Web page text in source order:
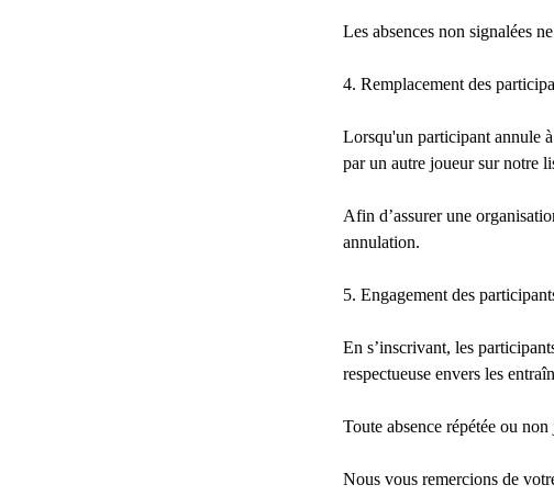
Les absences non signalées
4. Remplacement des
Lorsqu'un participant annule
par un autre joueur sur notre
Afin d’assurer une
annulation.
5. Engagement des
En s’inscrivant, les
respectueuse envers les
Toute absence répétée ou
Nous vous remercions de